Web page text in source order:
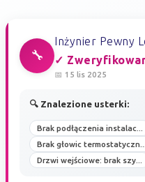
🔧
Inżynier Pewny
✓
📅 15 lis 2025
🔍 Znalezione usterki:
Brak podłączenia instalac...
Brak głowic termostatyczn...
Drzwi wejściowe: brak szy...